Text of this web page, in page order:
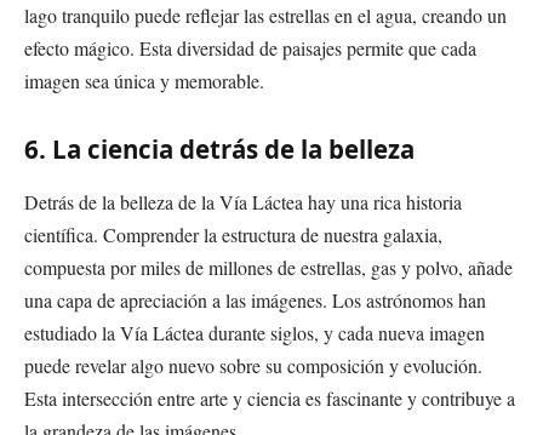
lago tranquilo puede reflejar las estrellas en el agua, creando un
efecto mágico. Esta diversidad de paisajes permite que cada
imagen sea única y memorable.
6. La ciencia detrás de la belleza
Detrás de la belleza de la Vía Láctea hay una rica historia
científica. Comprender la estructura de nuestra galaxia,
compuesta por miles de millones de estrellas, gas y polvo, añade
una capa de apreciación a las imágenes. Los astrónomos han
estudiado la Vía Láctea durante siglos, y cada nueva imagen
puede revelar algo nuevo sobre su composición y evolución.
Esta intersección entre arte y ciencia es fascinante y contribuye a